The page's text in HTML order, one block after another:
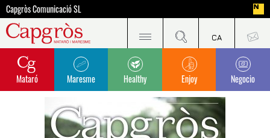
Capgròs Comunicació SL
Mataró Maresme Healthy Enjoy Negocio